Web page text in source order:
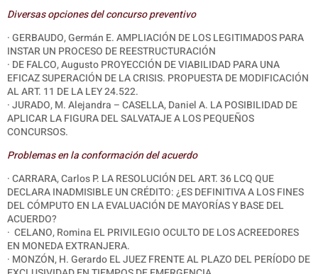
Diversas opciones del concurso preventivo
· GERBAUDO, Germán E. AMPLIACIÓN DE LOS LEGITIMADOS PARA
INSTAR UN PROCESO DE REESTRUCTURACIÓN
· DE FALCO, Augusto PROYECCIÓN DE VIABILIDAD PARA UNA
EFICAZ SUPERACIÓN DE LA CRISIS. PROPUESTA DE MODIFICACIÓN
AL ART. 11 DE LA LEY 24.522.
· JURADO, M. Alejandra – CASELLA, Daniel A. LA POSIBILIDAD DE
APLICAR LA FIGURA DEL SALVATAJE A LOS PEQUEÑOS
CONCURSOS.
Problemas en la conformación del acuerdo
· CARRARA, Carlos P. LA RESOLUCIÓN DEL ART. 36 LCQ QUE
DECLARA INADMISIBLE UN CRÉDITO: ¿ES DEFINITIVA A LOS FINES
DEL CÓMPUTO EN LA EVALUACIÓN DE MAYORÍAS Y BASE DEL
ACUERDO?
· CELANO, Romina EL PRIVILEGIO OCULTO DE LOS ACREEDORES
EN MONEDA EXTRANJERA.
· MONZÓN, H. Gerardo EL JUEZ FRENTE AL PLAZO DEL PERÍODO DE